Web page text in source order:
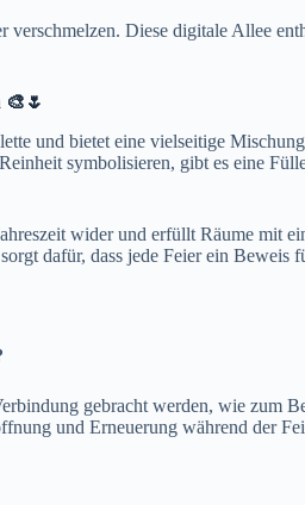
Diese digitale Allee
und bietet eine vielseitige
symbolisieren, gibt es eine
wider und erfüllt Räume mit
dafür, dass jede Feier ein Beweis
gebracht werden, wie zum
und Erneuerung während der